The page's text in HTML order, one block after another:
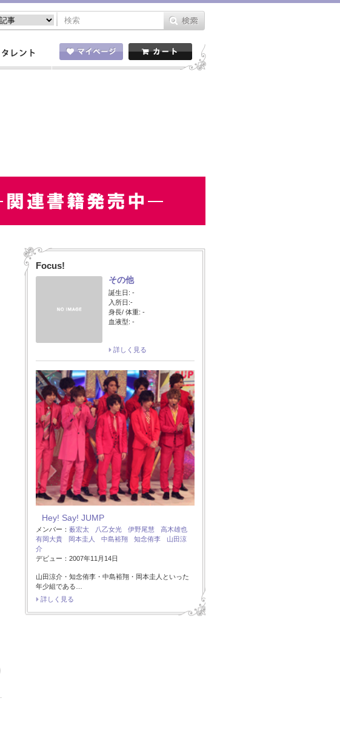
Focus!
その他
誕生日: -
入所日:-
身長/ 体重: -
血液型: -
詳しく見る
Hey! Say! JUMP
メンバー： 薮宏太 八乙女光 伊野尾慧
高木雄也
有岡大貴
岡本圭人 中島裕翔 知念侑李
山田涼
介
デビュー：2007年11月14日
山田涼介・知念侑李・中島裕翔・岡本圭人といった
年少組である…
詳しく見る